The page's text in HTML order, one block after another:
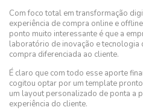
Com foco total em transformação
experiência de compra online e
ponto muito interessante é que a
laboratório de inovação e tecnologia
compra diferenciada ao cliente.
É claro que com todo esse aporte
cogitou optar por um template
um layout personalizado de ponta a
experiência do cliente.